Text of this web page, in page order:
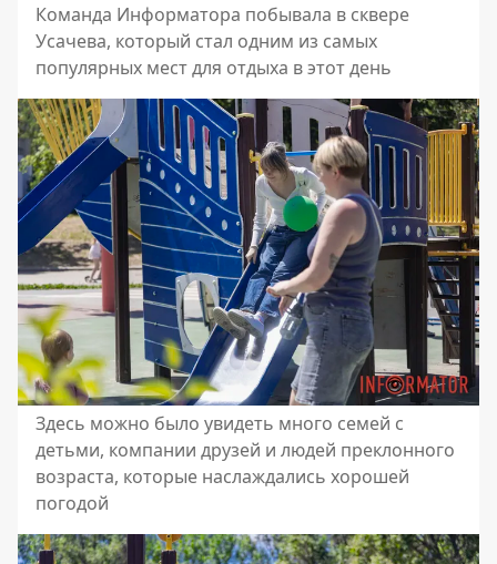
Команда Информатора побывала в сквере
Усачева, который стал одним из самых
популярных мест для отдыха в этот день
Здесь можно было увидеть много семей с
детьми, компании друзей и людей преклонного
возраста, которые наслаждались хорошей
погодой